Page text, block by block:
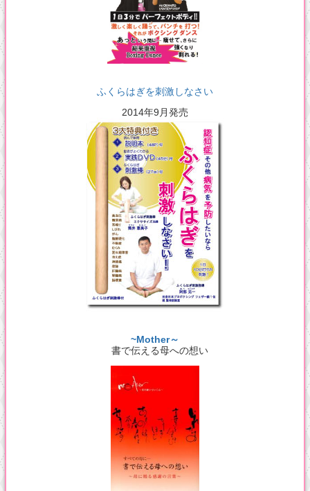
ふくらはぎを刺激しなさい
2014年9月発売
~Mother～
書で伝える母への想い